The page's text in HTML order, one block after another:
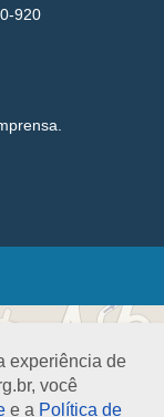
experiência de
você
e a Política de
920